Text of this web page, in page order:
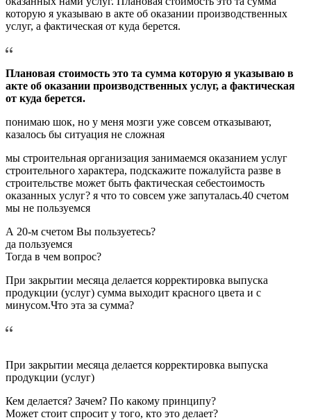
которую я указываю в акте об оказании производственных
услуг, а фактическая от куда берется.
Плановая стоимость это та сумма которую я указываю в
акте об оказании производственных услуг, а фактическая
от куда берется.
понимаю шок, но у меня мозги уже совсем отказывают,
казалось бы ситуация не сложная
мы строительная организация занимаемся оказанием услуг
строительного характера, подскажите пожалуйста разве в
строительстве может быть фактическая себестоимость
оказанных услуг? я что то совсем уже запуталась.40 счетом
мы не пользуемся
А 20-м счетом Вы пользуетесь?
да пользуемся
Тогда в чем вопрос?
При закрытии месяца делается корректировка выпуска
продукции (услуг) сумма выходит красного цвета и с
минусом.Что эта за сумма?
При закрытии месяца делается корректировка выпуска
продукции (услуг)
Кем делается? Зачем? По какому принципу?
Может стоит спросит у того, кто это делает?